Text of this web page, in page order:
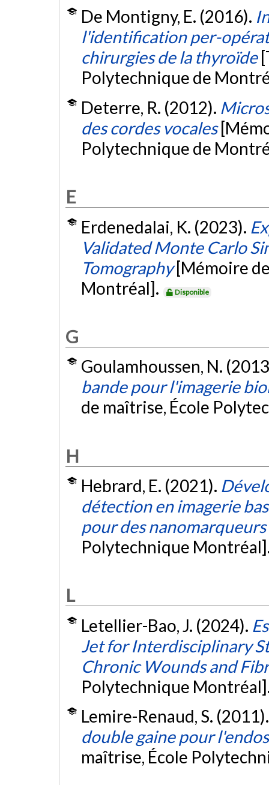
De Montigny, E. (2016).
l'identification per-
chirurgies de la thyroïde
Polytechnique de
Deterre, R. (2012).
des cordes vocales
Polytechnique de
E
Erdenedalai, K. (2023).
Validated Monte Carlo
Tomography [Mémoire
Montréal].
Disponible
G
Goulamhoussen, N.
bande pour l'imagerie
de maîtrise, École
H
Hebrard, E. (2021).
détection en imagerie
pour des nanomarqueurs
Polytechnique
L
Letellier-Bao, J. (2024).
Jet for Interdisciplinary
Chronic Wounds and
Polytechnique
Lemire-Renaud, S.
double gaine pour
maîtrise, École